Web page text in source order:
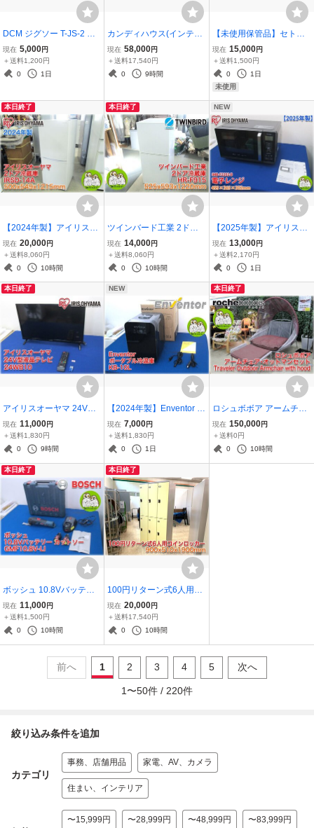
DCM ジグソー T-JS-2 ス
トローク幅16mm ストロ
ーク数3000min-1 傾斜角
度左右0～45° 単相100V
現在 5,000円
＋送料1,200円
0
1日
カンディハウス(インテリ
アセンター) 片側アームベ
ンチ ハナコ L ワンアーム
ベンチ L (レブンBR) HAN
現在 58,000円
＋送料17,540円
0
9時間
【未使用保管品】セトク
ラフト 置き型ポスト トラ
ベラー ミッキー＆ミニー
SD-6132 325x180x260m
m ディズニー Disney 廃盤
現在 15,000円
＋送料1,500円
0
1日
未使用
本日終了
【2024年製】アイリスオ
ーヤマ 2ドア冷蔵庫 IRSD
-14A-W 500x549x1215m
m 142L(冷凍52L/冷蔵90
野発】
現在 20,000円
＋送料8,060円
0
10時間
本日終了
ツインバード工業 2ドア
冷蔵庫 HR-F915 525x593
x1220mm 146L(冷蔵73L/
冷凍73L) 大容量冷凍室 耐
【長野発】
現在 14,000円
＋送料8,060円
0
10時間
NEW
【2025年製】アイリスオ
ーヤマ 電子レンジ タイパ
レンジ IMB-F2202-B 庫内
フラット22L 最高高周波
機能 【長野発】
現在 13,000円
＋送料2,170円
0
1日
本日終了
アイリスオーヤマ 24V型
液晶テレビ 24WB10 外付
HDD裏番組録画 電子番組
表 リモコンあり【長野
現在 11,000円
＋送料1,830円
0
9時間
NEW
【2024年製】Enventor ポ
ータブル冷温庫 KB-10L A
C100V/シガーソケットD
C12V 説明書・箱あり 現
現在 7,000円
＋送料1,830円
0
1日
本日終了
ロシュボボア アームチェ
ア・オットマン Traveler
Outdoor Armchair with ho
od フランスラグジュアリ
現在 150,000円
＋送料0円
0
10時間
本日終了
ボッシュ 10.8Vバッテリ
ーカットソー GMF10.8V-
LI バッテリー2個/充電器/
取扱説明書/ケースあり B
現在 11,000円
＋送料1,500円
0
10時間
本日終了
100円リターン式6人用コ
インロッカー 900x510x1
900mm 扉クリーム色 ス
チール家具 更衣室ロッカ
現在 20,000円
＋送料17,540円
0
10時間
前へ 1 2 3 4 5 次へ
1 〜50件 / 220件
絞り込み条件を追加
カテゴリ
事務、店舗用品 家電、AV、カメラ
住まい、インテリア
〜15,999円 〜28,999円 〜48,999円 〜83,999円